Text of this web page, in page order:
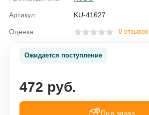
Артикул: KU-41627
Оценка: 0 отзывов
Ожидается поступление
472 руб.
Под заказ